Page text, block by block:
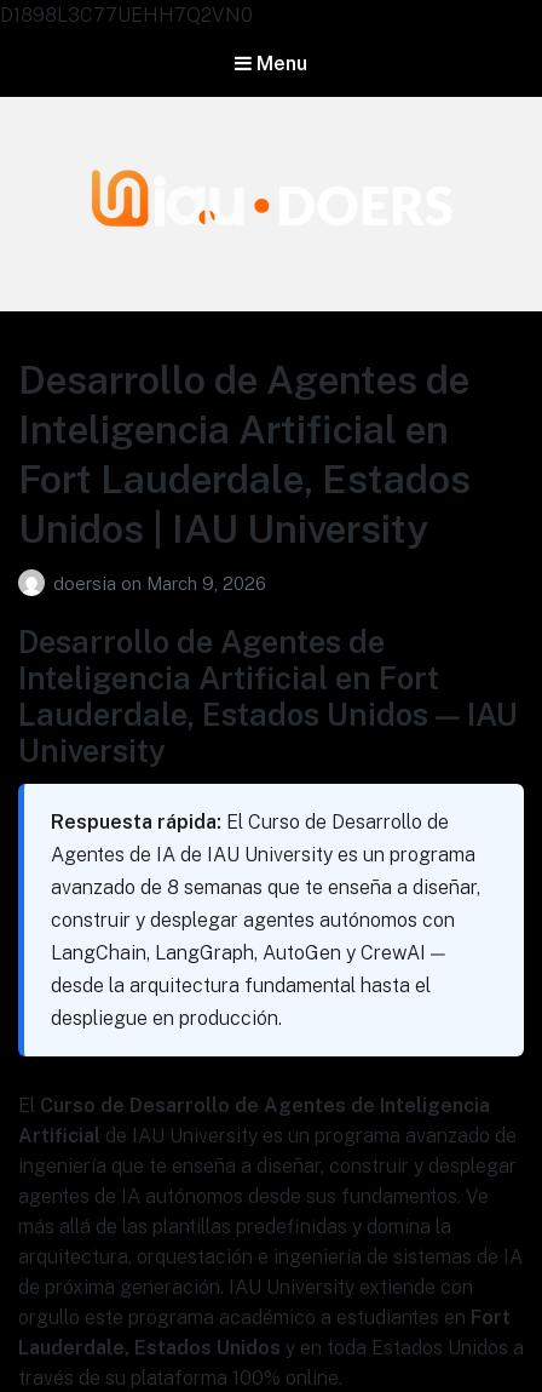
D1898L3C77UEHH7Q2VN0
Menu
Desarrollo de Agentes de
Inteligencia Artificial en
Fort Lauderdale, Estados
Unidos | IAU University
doersia on March 9, 2026
Desarrollo de Agentes de
Inteligencia Artificial en Fort
Lauderdale, Estados Unidos — IAU
University
Respuesta rápida: El Curso de Desarrollo de
Agentes de IA de IAU University es un programa
avanzado de 8 semanas que te enseña a diseñar,
construir y desplegar agentes autónomos con
LangChain, LangGraph, AutoGen y CrewAI —
desde la arquitectura fundamental hasta el
despliegue en producción.
El Curso de Desarrollo de Agentes de Inteligencia
Artificial de IAU University es un programa avanzado de
ingeniería que te enseña a diseñar, construir y desplegar
agentes de IA autónomos desde sus fundamentos. Ve
más allá de las plantillas predefinidas y domina la
arquitectura, orquestación e ingeniería de sistemas de IA
de próxima generación. IAU University extiende con
orgullo este programa académico a estudiantes en Fort
Lauderdale, Estados Unidos y en toda Estados Unidos a
través de su plataforma 100% online.